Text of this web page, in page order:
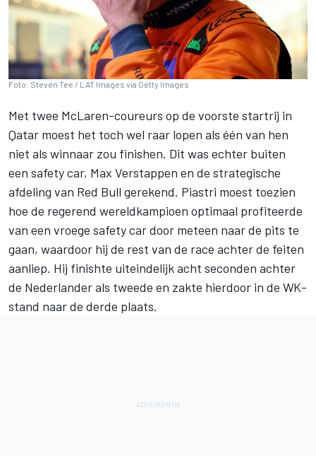
Foto: Steven Tee / LAT Images via Getty Images
Met twee McLaren-coureurs op de voorste startrij in
Qatar moest het toch wel raar lopen als één van hen
niet als winnaar zou finishen. Dit was echter buiten
een safety car, Max Verstappen en de strategische
afdeling van Red Bull gerekend. Piastri moest toezien
hoe de regerend wereldkampioen optimaal profiteerde
van een vroege safety car door meteen naar de pits te
gaan, waardoor hij de rest van de race achter de feiten
aanliep. Hij finishte uiteindelijk acht seconden achter
de Nederlander als tweede en zakte hierdoor in de WK-
stand naar de derde plaats.